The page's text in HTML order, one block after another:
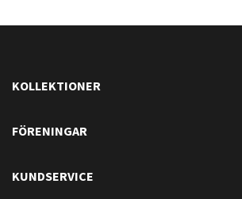
KOLLEKTIONER
FÖRENINGAR
KUNDSERVICE